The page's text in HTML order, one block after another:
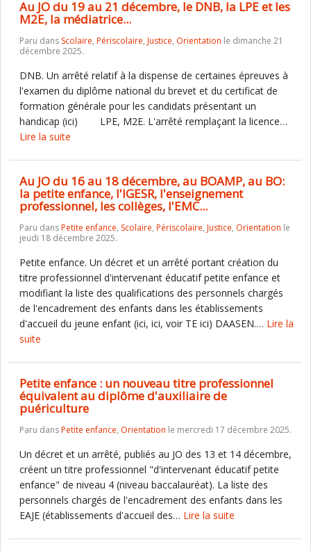
Au JO du 19 au 21 décembre, le DNB, la LPE et les
M2E, la médiatrice...
Paru dans Scolaire, Périscolaire, Justice, Orientation le dimanche 21
décembre 2025.
DNB. Un arrêté relatif à la dispense de certaines épreuves à
l'examen du diplôme national du brevet et du certificat de
formation générale pour les candidats présentant un
handicap (ici) LPE, M2E. L'arrêté remplaçant la licence…
Lire la suite
Au JO du 16 au 18 décembre, au BOAMP, au BO:
la petite enfance, l'IGESR, l'enseignement
professionnel, les collèges, l'EMC...
Paru dansPetite enfance, Scolaire, Périscolaire, Justice, Orientation le
jeudi 18 décembre 2025.
Petite enfance. Un décret et un arrêté portant création du
titre professionnel d'intervenant éducatif petite enfance et
modifiant la liste des qualifications des personnels chargés
de l'encadrement des enfants dans les établissements
d'accueil du jeune enfant (ici, ici, voir TE ici) DAASEN.… Lire la
suite
Petite enfance : un nouveau titre professionnel
équivalent au diplôme d'auxiliaire de
puériculture
Paru dansPetite enfance, Orientation le mercredi 17 décembre 2025.
Un décret et un arrêté, publiés au JO des 13 et 14 décembre,
créent un titre professionnel "d'intervenant éducatif petite
enfance" de niveau 4 (niveau baccalauréat). La liste des
personnels chargés de l'encadrement des enfants dans les
EAJE (établissements d'accueil des… Lire la suite